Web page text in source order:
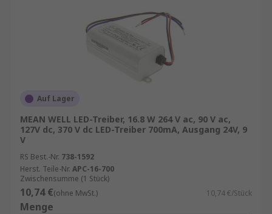
Auf Lager
MEAN WELL LED-Treiber, 16.8 W 264 V ac, 90 V ac,
127V dc, 370 V dc LED-Treiber 700mA, Ausgang 24V, 9
V
RS Best.-Nr. 738-1592
Herst. Teile-Nr. APC-16-700
Zwischensumme (1 Stück)
10,74 €(ohne MwSt.) 10,74 €/Stück
Menge